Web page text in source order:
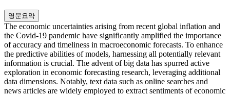
영문요약
The economic uncertainties arising from recent global inflation and
the Covid-19 pandemic have significantly amplified the importance
of accuracy and timeliness in macroeconomic forecasts. To enhance
the predictive abilities of models, harnessing all potentially relevant
information is crucial. The advent of big data has spurred active
exploration in economic forecasting research, leveraging additional
data dimensions. Notably, text data such as online searches and
news articles are widely employed to extract sentiments of economic